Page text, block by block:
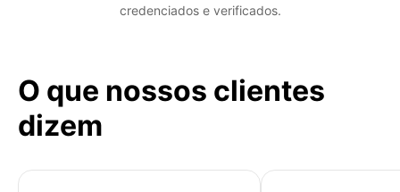
credenciados e verificados.
O que nossos clientes
dizem